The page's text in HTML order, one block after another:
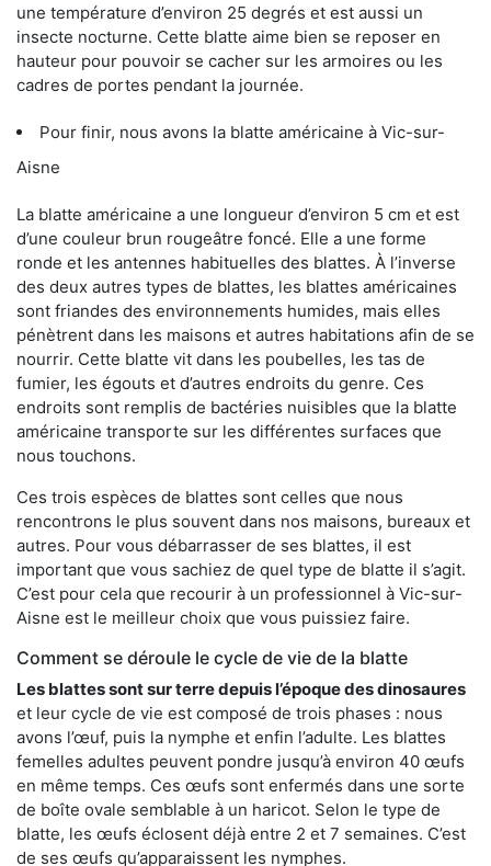
une température d’environ 25 degrés et est aussi un
insecte nocturne. Cette blatte aime bien se reposer en
hauteur pour pouvoir se cacher sur les armoires ou les
cadres de portes pendant la journée.
Pour finir, nous avons la blatte américaine à Vic-sur-
Aisne
La blatte américaine a une longueur d’environ 5 cm et est
d’une couleur brun rougeâtre foncé. Elle a une forme
ronde et les antennes habituelles des blattes. À l’inverse
des deux autres types de blattes, les blattes américaines
sont friandes des environnements humides, mais elles
pénètrent dans les maisons et autres habitations afin de se
nourrir. Cette blatte vit dans les poubelles, les tas de
fumier, les égouts et d’autres endroits du genre. Ces
endroits sont remplis de bactéries nuisibles que la blatte
américaine transporte sur les différentes surfaces que
nous touchons.
Ces trois espèces de blattes sont celles que nous
rencontrons le plus souvent dans nos maisons, bureaux et
autres. Pour vous débarrasser de ses blattes, il est
important que vous sachiez de quel type de blatte il s’agit.
C’est pour cela que recourir à un professionnel à Vic-sur-
Aisne est le meilleur choix que vous puissiez faire.
Comment se déroule le cycle de vie de la blatte
Les blattes sont sur terre depuis l’époque des dinosaures
et leur cycle de vie est composé de trois phases : nous
avons l’œuf, puis la nymphe et enfin l’adulte. Les blattes
femelles adultes peuvent pondre jusqu’à environ 40 œufs
en même temps. Ces œufs sont enfermés dans une sorte
de boîte ovale semblable à un haricot. Selon le type de
blatte, les œufs éclosent déjà entre 2 et 7 semaines. C’est
de ses œufs qu’apparaissent les nymphes.